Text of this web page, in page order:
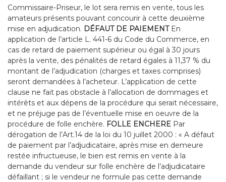
Commissaire-Priseur, le lot sera remis en vente, tous les
amateurs présents pouvant concourir à cette deuxième
mise en adjudication. DÉFAUT DE PAIEMENTEn
application de l’article L. 441-6 du Code du Commerce, en
cas de retard de paiement supérieur ou égal à 30 jours
après la vente, des pénalités de retard égales à 11,37 % du
montant de l’adjudication (charges et taxes comprises)
seront demandées à l’acheteur. L’application de cette
clause ne fait pas obstacle à l’allocation de dommages et
intérêts et aux dépens de la procédure qui serait nécessaire,
et ne préjuge pas de l’éventuelle mise en oeuvre de la
procédure de folle enchère. FOLLE ENCHERE Par
dérogation de l’Art.14 de la loi du 10 juillet 2000 : « A défaut
de paiement par l’adjudicataire, après mise en demeure
restée infructueuse, le bien est remis en vente à la
demande du vendeur sur folle enchère de l’adjudicataire
défaillant ; si le vendeur ne formule pas cette demande